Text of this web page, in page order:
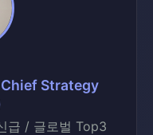
Chief Strategy
급 / 글로벌 Top3